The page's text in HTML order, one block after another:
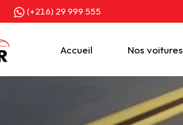
(+216) 29 999 555
Accueil Nos voitures